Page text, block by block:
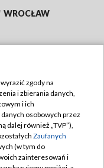
WROCŁAW
zgody na
i zbierania danych,
i ich
osobowych przez
dalej również „TVP”),
Zaufanych
(w tym do
zainteresowań i